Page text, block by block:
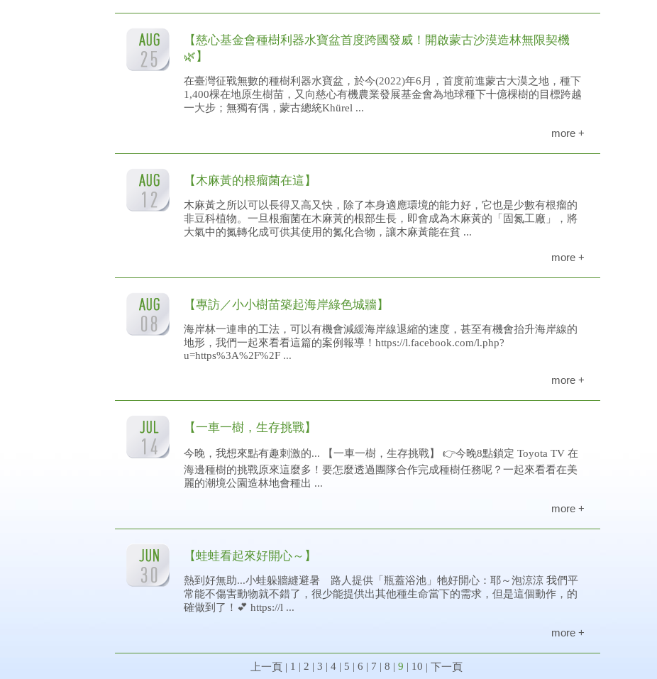
【慈心基金會種樹利器水寶盆首度跨國發威！開啟蒙古沙漠造林無限契機
🌿】
在臺灣征戰無數的種樹利器水寶盆，於今(2022)年6月，首度前進蒙古大漠之地，種下
1,400棵在地原生樹苗，又向慈心有機農業發展基金會為地球種下十億棵樹的目標跨越
一大步；無獨有偶，蒙古總統Khürel ...
more +
【木麻黃的根瘤菌在這】
木麻黃之所以可以長得又高又快，除了本身適應環境的能力好，它也是少數有根瘤的
非豆科植物。一旦根瘤菌在木麻黃的根部生長，即會成為木麻黃的「固氮工廠」，將
大氣中的氮轉化成可供其使用的氮化合物，讓木麻黃能在貧 ...
more +
【專訪／小小樹苗築起海岸綠色城牆】
海岸林一連串的工法，可以有機會減緩海岸線退縮的速度，甚至有機會抬升海岸線的
地形，我們一起來看看這篇的案例報導！https://l.facebook.com/l.php?
u=https%3A%2F%2F ...
more +
【一車一樹，生存挑戰】
今晚，我想來點有趣刺激的... 【一車一樹，生存挑戰】 👉今晚8點鎖定 Toyota TV 在
海邊種樹的挑戰原來這麼多！要怎麼透過團隊合作完成種樹任務呢？一起來看看在美
麗的潮境公園造林地會種出 ...
more +
【蛙蛙看起來好開心～】
熱到好無助...小蛙躲牆縫避暑 路人提供「瓶蓋浴池」牠好開心：耶～泡涼涼 我們平
常能不傷害動物就不錯了，很少能提供出其他種生命當下的需求，但是這個動作，的
確做到了！💕 https://l ...
more +
上一頁 | 1 | 2 | 3 | 4| 5 | 6 | 7 | 8 | 9 | 10 | 下一頁